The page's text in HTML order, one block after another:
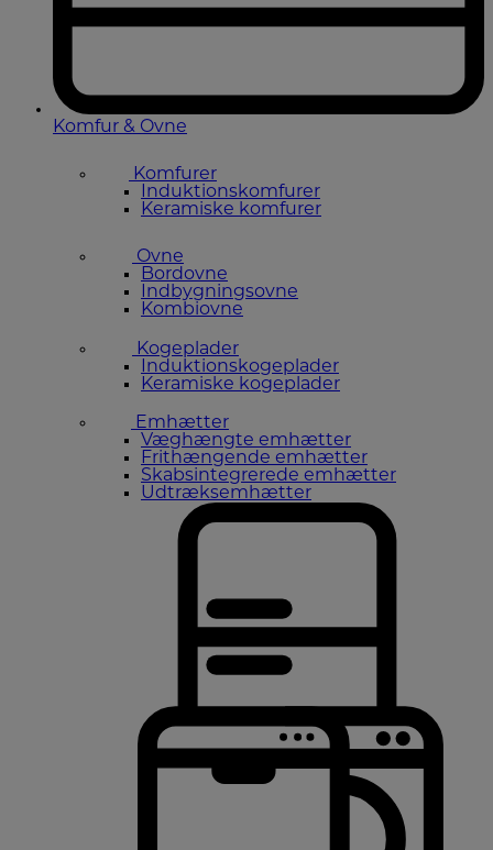
Komfur & Ovne
Komfurer
Induktionskomfurer
Keramiske komfurer
Ovne
Bordovne
Indbygningsovne
Kombiovne
Kogeplader
Induktionskogeplader
Keramiske kogeplader
Emhætter
Væghængte emhætter
Frithængende emhætter
Skabsintegrerede emhætter
Udtræksemhætter